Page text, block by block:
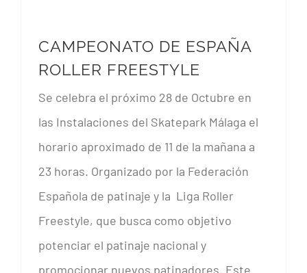
CAMPEONATO DE ESPAÑA
ROLLER FREESTYLE
Se celebra el próximo 28 de Octubre en
las Instalaciones del Skatepark Málaga el
horario aproximado de 11 de la mañana a
23 horas. Organizado por la Federación
Española de patinaje y la Liga Roller
Freestyle, que busca como objetivo
potenciar el patinaje nacional y
promocionar nuevos patinadores. Este